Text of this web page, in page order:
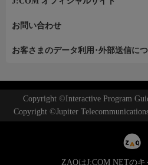
お問い合わせ
お客さまのデータ利用･外部送信に
Copyright ©Interactive Program
Copyright ©Jupiter
ZAQはJ:COM NETの